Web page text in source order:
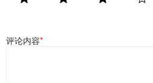
评论内容*